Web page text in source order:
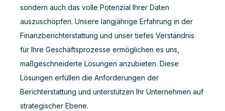
sondern auch das volle Potenzial Ihrer Daten
auszuschöpfen. Unsere langjährige Erfahrung in der
Finanzberichterstattung und unser tiefes Verständnis
für Ihre Geschäftsprozesse ermöglichen es uns,
maßgeschneiderte Lösungen anzubieten. Diese
Lösungen erfüllen die Anforderungen der
Berichterstattung und unterstützen Ihr Unternehmen auf
strategischer Ebene.